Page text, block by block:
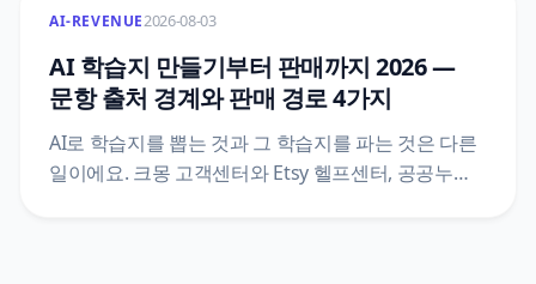
원가와 손익이 뒤집히는 장수까지 계산했어요.
AI-REVENUE2026-08-03
AI 학습지 만들기부터 판매까지 2026 —
문항 출처 경계와 판매 경로 4가지
AI로 학습지를 뽑는 것과 그 학습지를 파는 것은 다른
일이에요. 크몽 고객센터와 Etsy 헬프센터, 공공누리,